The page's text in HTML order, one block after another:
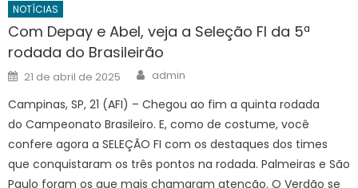
NOTÍCIAS
Com Depay e Abel, veja a Seleção FI da 5ª
rodada do Brasileirão
Posted
on
21 de abril de 2025 Author
admin
Campinas, SP, 21 (AFI) – Chegou ao fim a quinta rodada
do Campeonato Brasileiro. E, como de costume, você
confere agora a SELEÇÃO FI com os destaques dos times
que conquistaram os três pontos na rodada. Palmeiras e São
Paulo foram os que mais chamaram atenção. O Verdão se